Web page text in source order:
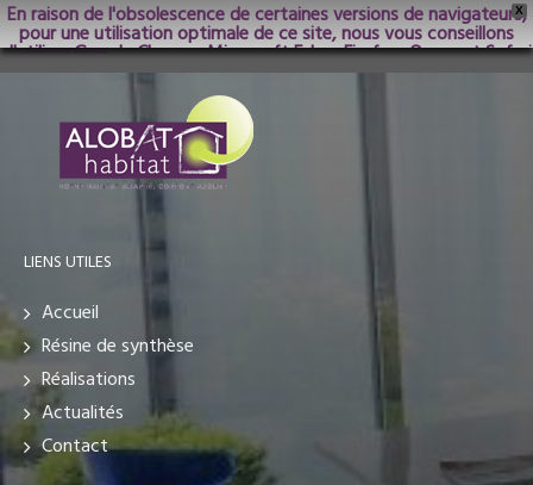
X
En raison de l'obsolescence de certaines versions de navigateurs,
pour une utilisation optimale de ce site, nous vous conseillons
d'utiliser Google Chrome; Microsoft Edge, Firefox, Opera et Safari
dans les versions les plus récentes.
LIENS UTILES
Accueil
Résine de synthèse
Réalisations
Actualités
Contact